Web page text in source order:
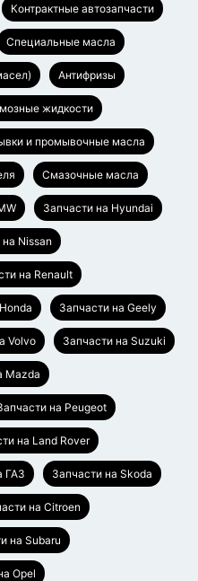
Контрактные автозапчасти
Специальные масла
Антифризы
жидкости
и промывочные масла
Смазочные масла
Запчасти на Hyundai
Nissan
на Renault
Запчасти на Geely
Volvo Запчасти на Suzuki
Mazda
на Peugeot
на Land Rover
ГАЗ Запчасти на Skoda
на Citroen
на Subaru
Opel